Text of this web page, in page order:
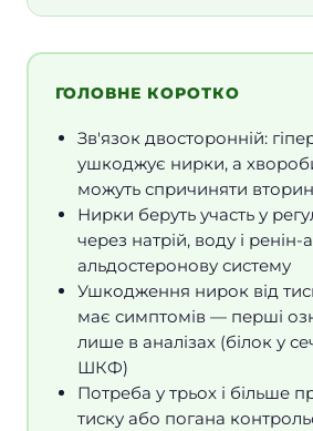
ГОЛОВНЕ КОРОТКО
Зв'язок двосторонній:
ушкоджує нирки, а
можуть спричиняти
Нирки беруть участь у
через натрій, воду і ренін-
альдостеронову систему
Ушкодження нирок від
має симптомів — перші
лише в аналізах (білок у
ШКФ)
Потреба у трьох і більше
тиску або погана